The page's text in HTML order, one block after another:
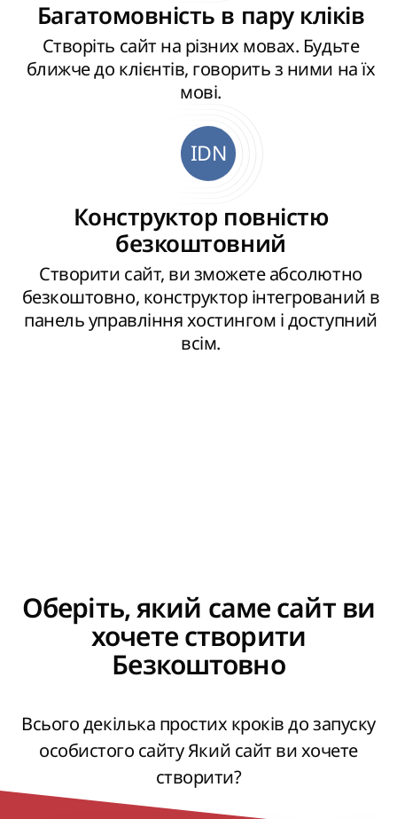
Багатомовність в пару кліків
Створіть сайт на різних мовах. Будьте
ближче до клієнтів, говорить з ними на їх
мові.
IDN
Конструктор повністю
безкоштовний
Створити сайт, ви зможете абсолютно
безкоштовно, конструктор інтегрований в
панель управління хостингом і доступний
всім.
Оберіть, який саме сайт ви
хочете створити
Безкоштовно
Всього декілька простих кроків до запуску
особистого сайту Який сайт ви хочете
створити?